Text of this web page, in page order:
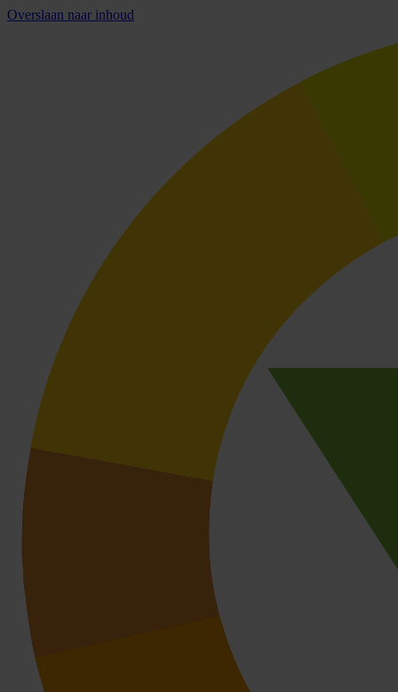
Overslaan naar inhoud